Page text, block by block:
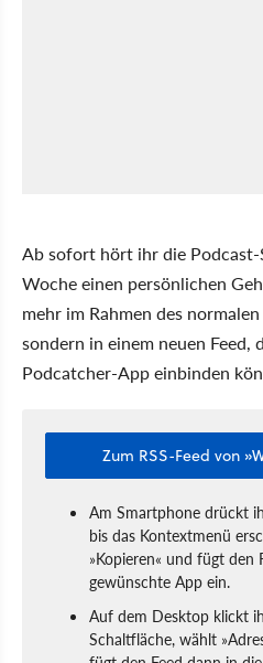
Ab sofort hört ihr die
Woche einen persönlichen
mehr im Rahmen des
sondern in einem neuen Feed,
Podcatcher-App einbinden
Zum RSS-Feed von
Am Smartphone drückt
bis das Kontextmenü
»Kopieren« und fügt den
gewünschte App ein.
Auf dem Desktop klickt
Schaltfläche, wählt